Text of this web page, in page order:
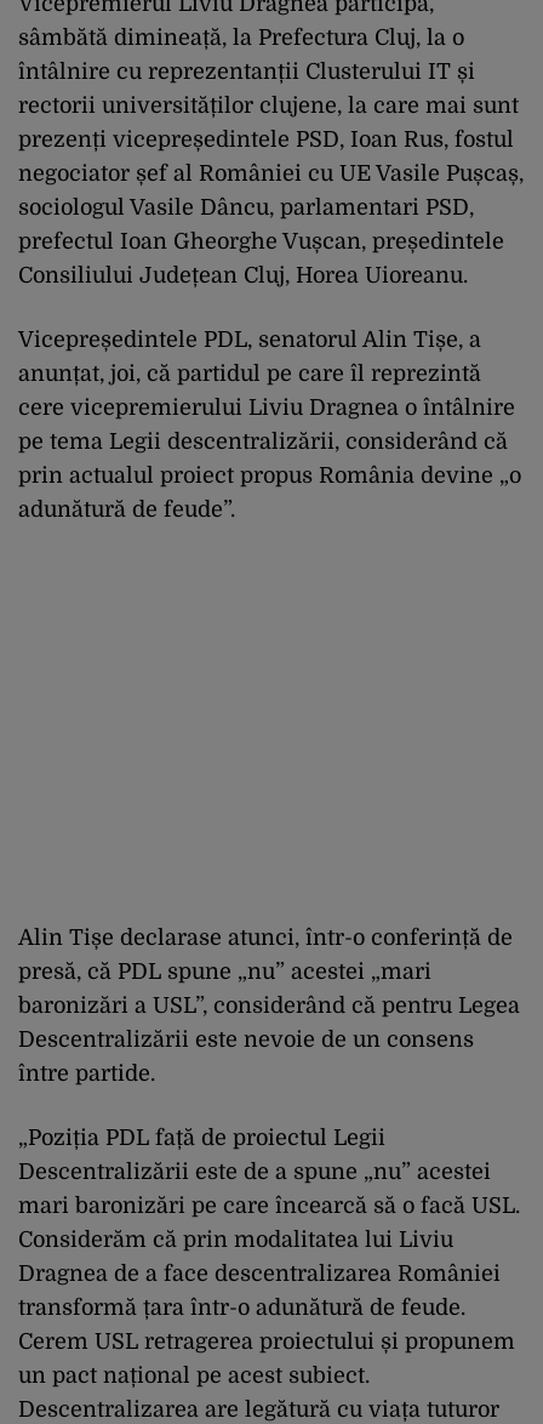
sâmbătă dimineață, la Prefectura Cluj, la o
întâlnire cu reprezentanții Clusterului IT și
rectorii universităților clujene, la care mai sunt
prezenți vicepreședintele PSD, Ioan Rus, fostul
negociator șef al României cu UE Vasile Pușcaș,
sociologul Vasile Dâncu, parlamentari PSD,
prefectul Ioan Gheorghe Vușcan, președintele
Consiliului Județean Cluj, Horea Uioreanu.
Vicepreședintele PDL, senatorul Alin Tișe, a
anunțat, joi, că partidul pe care îl reprezintă
cere vicepremierului Liviu Dragnea o întâlnire
pe tema Legii descentralizării, considerând că
prin actualul proiect propus România devine „o
adunătură de feude”.
Alin Tișe declarase atunci, într-o conferință de
presă, că PDL spune „nu” acestei „mari
baronizări a USL”, considerând că pentru Legea
Descentralizării este nevoie de un consens
între partide.
„Poziția PDL față de proiectul Legii
Descentralizării este de a spune „nu” acestei
mari baronizări pe care încearcă să o facă USL.
Considerăm că prin modalitatea lui Liviu
Dragnea de a face descentralizarea României
transformă țara într-o adunătură de feude.
Cerem USL retragerea proiectului și propunem
un pact național pe acest subiect.
Descentralizarea are legătură cu viața tuturor